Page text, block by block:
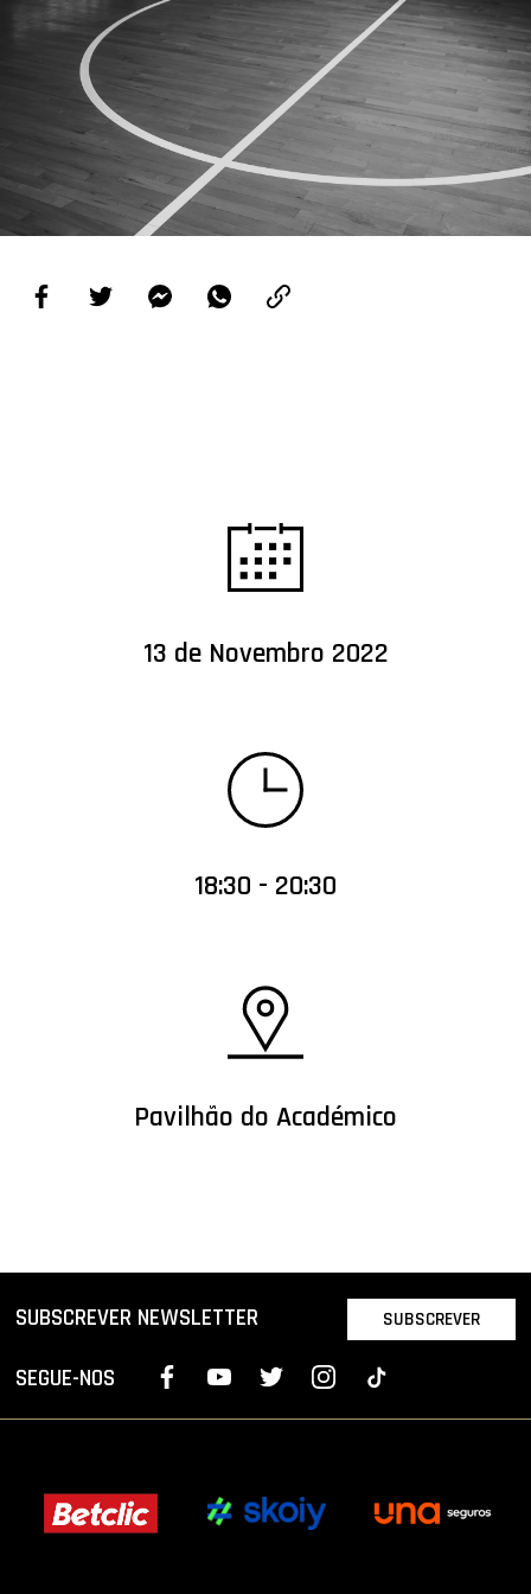
PROJETOS
LIGA BETCLIC MASCULINA
LIGA BETCLIC FEMININA
13 de Novembro 2022
18:30 - 20:30
Pavilhão do Académico
SUBSCREVER NEWSLETTER SUBSCREVER
SEGUE-NOS